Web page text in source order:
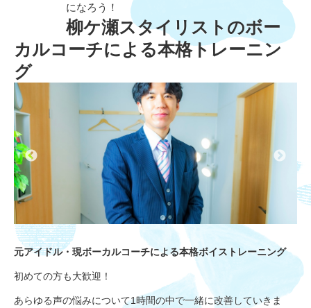
になろう！
柳ケ瀬スタイリストのボー
カルコーチによる本格トレーニン
グ
元アイドル・現ボーカルコーチによる本格ボイストレーニング
初めての方も大歓迎！
あらゆる声の悩みについて1時間の中で一緒に改善していきま